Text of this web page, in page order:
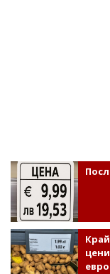
евро